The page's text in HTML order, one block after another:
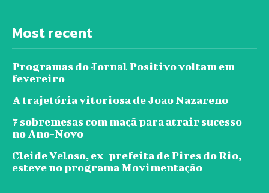
Most recent
Programas do Jornal Positivo voltam em
fevereiro
A trajetória vitoriosa de João Nazareno
7 sobremesas com maçã para atrair sucesso
no Ano-Novo
Cleide Veloso, ex-prefeita de Pires do Rio,
esteve no programa Movimentação